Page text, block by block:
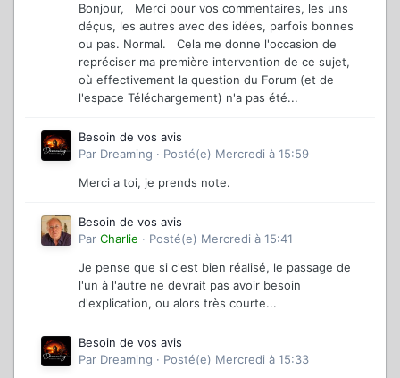
Bonjour, Merci pour vos commentaires, les uns
déçus, les autres avec des idées, parfois bonnes
ou pas. Normal. Cela me donne l'occasion de
repréciser ma première intervention de ce sujet,
où effectivement la question du Forum (et de
l'espace Téléchargement) n'a pas été...
Besoin de vos avis
Par Dreaming · Posté(e) Mercredi à 15:59
Merci a toi, je prends note.
Besoin de vos avis
Par Charlie · Posté(e) Mercredi à 15:41
Je pense que si c'est bien réalisé, le passage de
l'un à l'autre ne devrait pas avoir besoin
d'explication, ou alors très courte...
Besoin de vos avis
Par Dreaming · Posté(e) Mercredi à 15:33